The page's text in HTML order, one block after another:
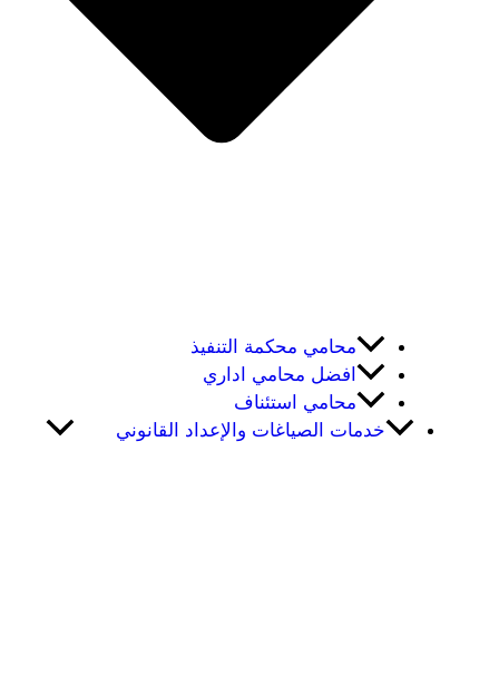
محامي محكمة التنفيذ
افضل محامي اداري
محامي استئناف
خدمات الصياغات والإعداد القانوني